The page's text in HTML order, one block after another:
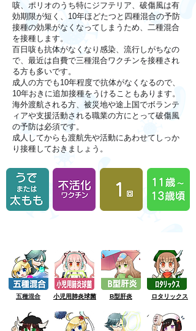
咳、ポリオのうち特にジフテリア、破傷風は有
効期限が短く、10年ほどたつと四種混合の予防
接種の効果がなくなってしまうため、二種混合
を接種します。
百日咳も抗体がなくなり感染、流行しがちなの
で、最近は自費で三種混合ワクチンを接種され
る方も多いです。
成人の方でも10年程度で抗体がなくなるので、
10年おきに追加接種をうけることもあります。
海外渡航される方、被災地や途上国でボランテ
ィアや支援活動される職業の方にとって破傷風
の予防は必須です。
成人してからも渡航先や活動にあわせてしっか
り接種しておきましょう。
ロタリックス
B型肝炎
小児用肺炎球菌
五種混合